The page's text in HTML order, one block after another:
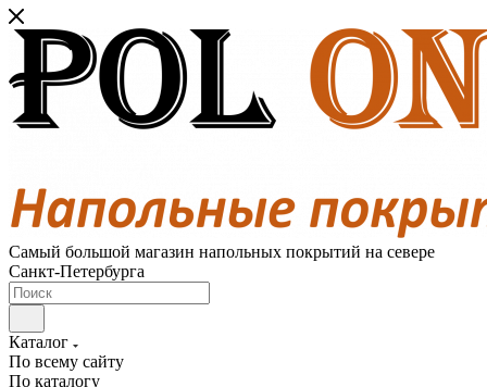
Самый большой магазин напольных покрытий на севере
Санкт-Петербурга
Каталог
По всему сайту
По каталогу